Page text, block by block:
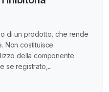
di un prodotto, che rende
Non costituisce
della componente
se registrato,...